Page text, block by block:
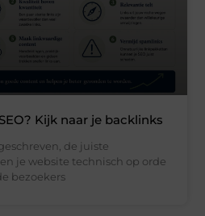
Kijk naar je backlinks
de juiste
je website technisch op orde
bezoekers